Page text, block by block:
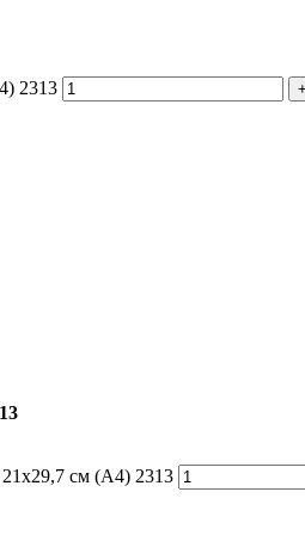
2313
21x29,7 см (А4) 2313